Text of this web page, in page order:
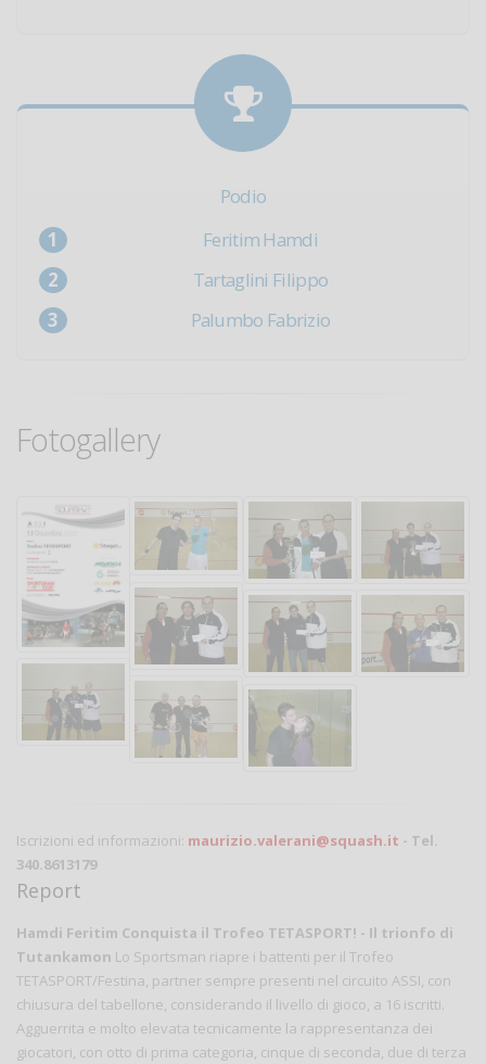
Podio
Feritim Hamdi
Tartaglini Filippo
Palumbo Fabrizio
Fotogallery
Iscrizioni ed informazioni: maurizio.valerani@squash.it - Tel.
340.8613179
Report
Hamdi Feritim Conquista il Trofeo TETASPORT! - Il trionfo di
Tutankamon Lo Sportsman riapre i battenti per il Trofeo
TETASPORT/Festina, partner sempre presenti nel circuito ASSI, con
chiusura del tabellone, considerando il livello di gioco, a 16 iscritti.
Agguerrita e molto elevata tecnicamente la rappresentanza dei
giocatori, con otto di prima categoria, cinque di seconda, due di terza